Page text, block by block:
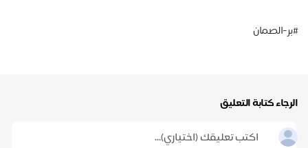
#بر-الصمان
الرجاء كتابة التعليق